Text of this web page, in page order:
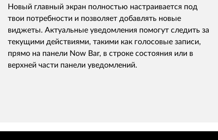
Новый главный экран полностью настраивается под
твои потребности и позволяет добавлять новые
виджеты. Актуальные уведомления помогут следить за
текущими действиями, такими как голосовые записи,
прямо на панели Now Bar, в строке состояния или в
верхней части панели уведомлений.